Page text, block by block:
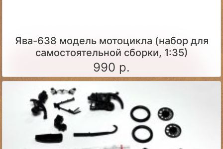
Ява-638 модель мотоцикла (набор для
самостоятельной сборки, 1:35)
990 р.